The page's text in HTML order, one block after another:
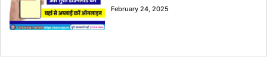
February 24, 2025